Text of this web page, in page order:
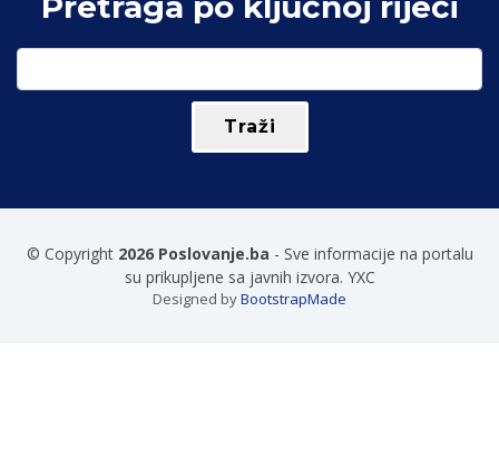
© Copyright 2026 Poslovanje.ba - Sve informacije na portalu
su prikupljene sa javnih izvora. YXC
Designed byBootstrapMade